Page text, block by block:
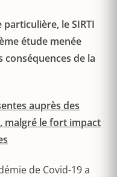
le SIRTI
étude menée
conséquences de la
auprès des
malgré le fort impact
de Covid-19 a